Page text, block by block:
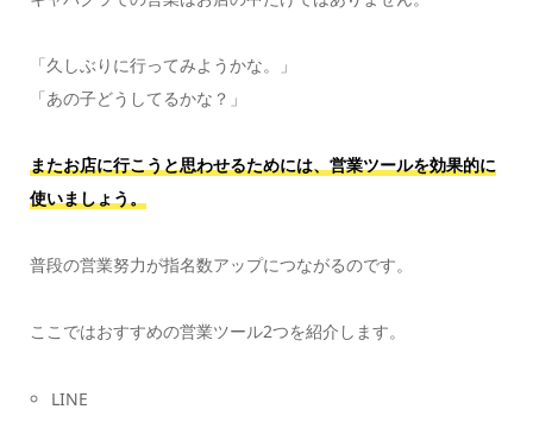
「久しぶりに行ってみようかな。」
「あの子どうしてるかな？」
またお店に行こうと思わせるためには、営業ツールを効果的に
使いましょう。
普段の営業努力が指名数アップにつながるのです。
ここではおすすめの営業ツール2つを紹介します。
LINE